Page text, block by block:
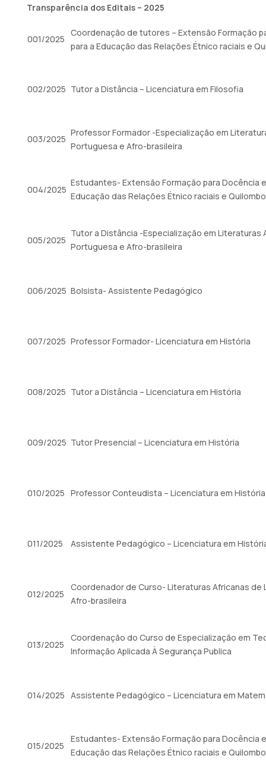
Transparência dos Editais – 2025
001/2025
Coordenação de tutores – Extensão Formação
para a Educação das Relações Étnico raciais e
002/2025 Tutor a Distância – Licenciatura em Filosofia
003/2025
Professor Formador -Especialização em
Portuguesa e Afro-brasileira
004/2025
Estudantes- Extensão Formação para Docência
Educação das Relações Étnico raciais e
005/2025
Tutor a Distância -Especialização em Literaturas
Portuguesa e Afro-brasileira
006/2025 Bolsista- Assistente Pedagógico
007/2025 Professor Formador- Licenciatura em História
008/2025 Tutor a Distância – Licenciatura em História
009/2025 Tutor Presencial – Licenciatura em História
010/2025 Professor Conteudista – Licenciatura em História
011/2025 Assistente Pedagógico – Licenciatura em
012/2025
Coordenador de Curso- Literaturas Africanas de
Afro-brasileira
013/2025
Coordenação do Curso de Especialização em
Informação Aplicada À Segurança Publica
014/2025 Assistente Pedagógico – Licenciatura em
015/2025
Estudantes- Extensão Formação para Docência
Educação das Relações Étnico raciais e